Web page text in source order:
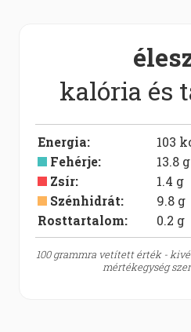
kalória és
Energia: 103
Fehérje: 13.8 g
Zsír: 1.4 g
Szénhidrát: 9.8 g
Rosttartalom:
0.2 g
100 grammra vetített érték -
mértékegység